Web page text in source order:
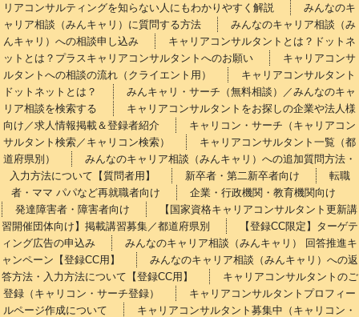
リアコンサルティングを知らない人にもわかりやすく解説
みんなのキ
ャリア相談（みんキャリ）に質問する方法
みんなのキャリア相談（み
んキャリ）への相談申し込み
キャリアコンサルタントとは？ドットネ
ットとは？プラスキャリアコンサルタントへのお願い
キャリアコンサ
ルタントへの相談の流れ（クライエント用）
キャリアコンサルタント
ドットネットとは？
みんキャリ・サーチ（無料相談）／みんなのキャ
リア相談を検索する
キャリアコンサルタントをお探しの企業や法人様
向け／求人情報掲載＆登録者紹介
キャリコン・サーチ（キャリアコン
サルタント検索／キャリコン検索）
キャリアコンサルタント一覧（都
道府県別）
みんなのキャリア相談（みんキャリ）への追加質問方法・
入力方法について【質問者用】
新卒者・第二新卒者向け
転職
者・ママ パパなど再就職者向け
企業・行政機関・教育機関向け
発達障害者・障害者向け
【国家資格キャリアコンサルタント更新講
習開催団体向け】掲載講習募集／都道府県別
【登録CC限定】ターゲテ
ィング広告の申込み
みんなのキャリア相談（みんキャリ） 回答推進キ
ャンペーン【登録CC用】
みんなのキャリア相談（みんキャリ）への返
答方法・入力方法について【登録CC用】
キャリアコンサルタントのご
登録（キャリコン・サーチ登録）
キャリアコンサルタントプロフィー
ルページ作成について
キャリアコンサルタント募集中（キャリコン・